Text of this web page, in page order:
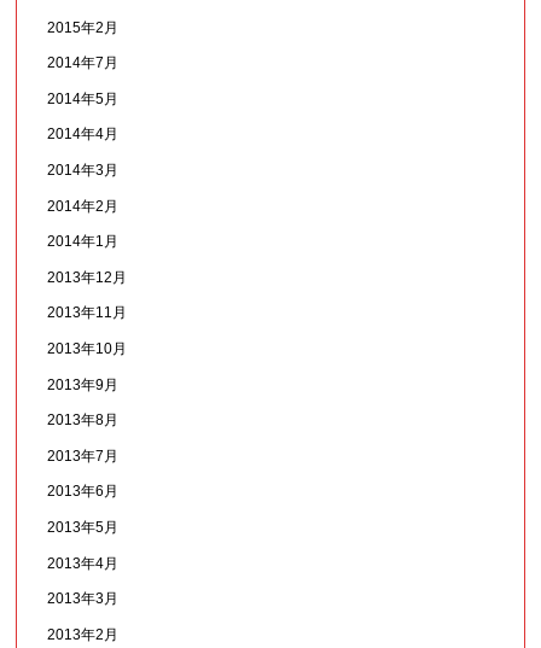
2015年2月
2014年7月
2014年5月
2014年4月
2014年3月
2014年2月
2014年1月
2013年12月
2013年11月
2013年10月
2013年9月
2013年8月
2013年7月
2013年6月
2013年5月
2013年4月
2013年3月
2013年2月